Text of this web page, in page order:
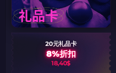
20元礼品卡
8%折扣
18,40$